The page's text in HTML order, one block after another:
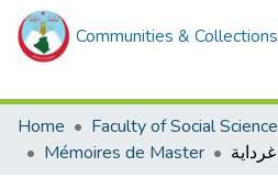
Communities & Collections
Home
Mémoires de Master